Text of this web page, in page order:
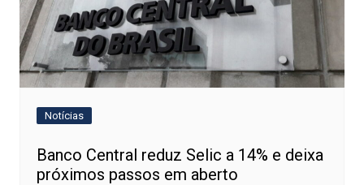
Notícias
Banco Central reduz Selic a 14% e deixa
próximos passos em aberto